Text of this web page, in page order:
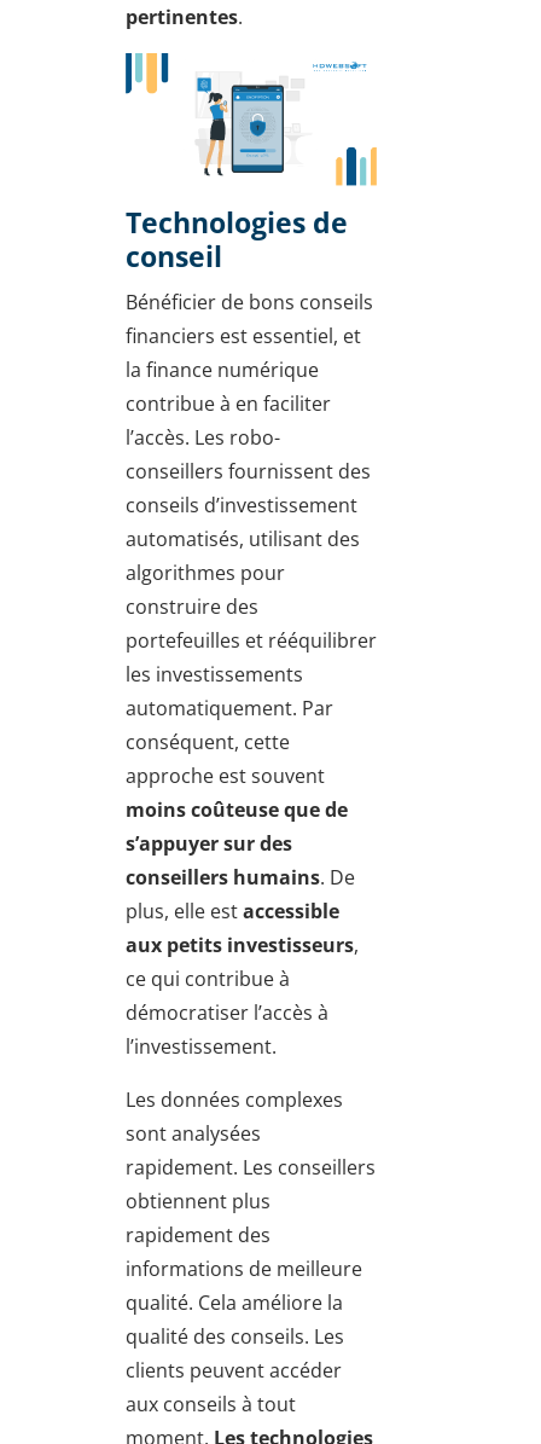
pertinentes.
Technologies de
conseil
Bénéficier de bons conseils
financiers est essentiel, et
la finance numérique
contribue à en faciliter
l’accès. Les robo-
conseillers fournissent des
conseils d’investissement
automatisés, utilisant des
algorithmes pour
construire des
portefeuilles et rééquilibrer
les investissements
automatiquement. Par
conséquent, cette
approche est souvent
moins coûteuse que de
s’appuyer sur des
conseillers humains. De
plus, elle estaccessible
aux petits investisseurs,
ce qui contribue à
démocratiser l’accès à
l’investissement.
Les données complexes
sont analysées
rapidement. Les conseillers
obtiennent plus
rapidement des
informations de meilleure
qualité. Cela améliore la
qualité des conseils. Les
clients peuvent accéder
aux conseils à tout
moment. Les technologies